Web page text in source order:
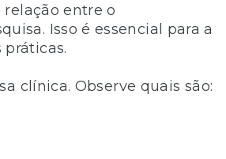
entre o
Isso é essencial para a
clínica. Observe quais são: